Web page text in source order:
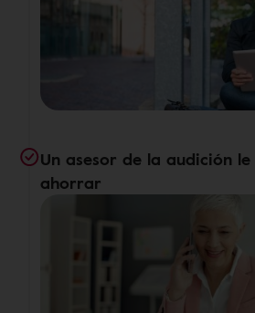
Un asesor de la audición
ahorrar